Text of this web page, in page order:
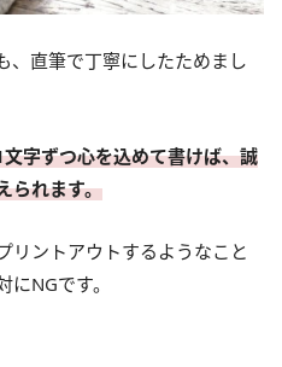
、直筆で丁寧にしたためまし
文字ずつ心を込めて書けば、誠
られます。
リントアウトするようなこと
NGです。